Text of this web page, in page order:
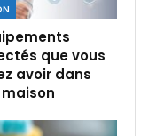
que vous
avoir dans